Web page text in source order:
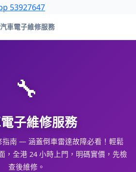
53927647
汽車電子維修服務
🔧
子維修服務
指南 — 涵蓋倒車雷達故障必看！輕鬆
，全港 24 小時上門，明碼實價，先檢
查後維修。